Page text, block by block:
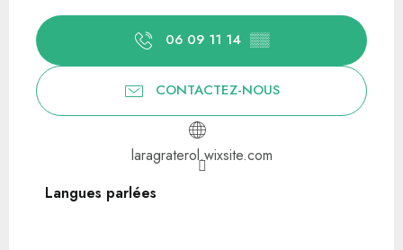
06 09 11 14 ▒▒
CONTACTEZ-NOUS
laragraterol.wixsite.com
Langues parlées
Langues parlées